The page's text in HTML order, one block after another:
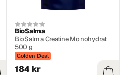
BioSalma
BioSalma Creatine Monohydrat
500 g
Golden Deal
184 kr